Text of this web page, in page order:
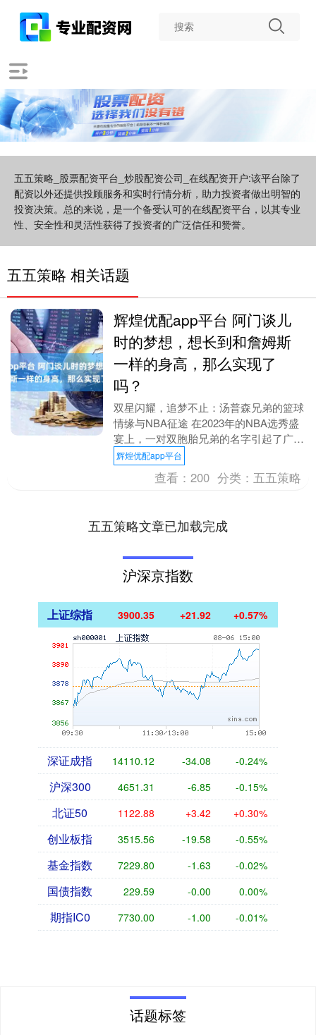
五五策略_股票配资平台_炒股配资公司_在线配资开户:该平台除了
配资以外还提供投顾服务和实时行情分析，助力投资者做出明智的
投资决策。总的来说，是一个备受认可的在线配资平台，以其专业
性、安全性和灵活性获得了投资者的广泛信任和赞誉。
五五策略 相关话题
辉煌优配app平台 阿门谈儿
时的梦想，想长到和詹姆斯
一样的身高，那么实现了
吗？
双星闪耀，追梦不止：汤普森兄弟的篮球
情缘与NBA征途 在2023年的NBA选秀盛
宴上，一对双胞胎兄弟的名字引起了广泛
关注——阿门·汤普森与奥萨尔·汤普森。
阿门，....
辉煌优配app平台
查看：200 分类： 五五策略
五五策略文章已加载完成
沪深京指数
上证综指 3900.35 +21.92 +0.57%
深证成指 14110.12 -34.08 -0.24%
沪深300 4651.31 -6.85 -0.15%
北证50 1122.88 +3.42 +0.30%
创业板指 3515.56 -19.58 -0.55%
基金指数 7229.80 -1.63 -0.02%
国债指数 229.59 -0.00 0.00%
期指IC0 7730.00 -1.00 -0.01%
话题标签